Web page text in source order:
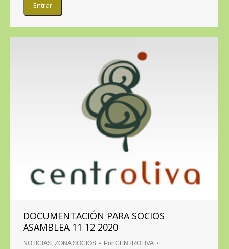
DOCUMENTACIÓN PARA SOCIOS
ASAMBLEA 11 12 2020
NOTICIAS ZONA SOCIOS Por CENTROLIVA